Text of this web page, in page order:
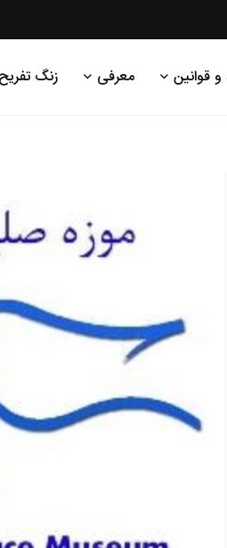
و قوانین معرفی زنگ تفریح